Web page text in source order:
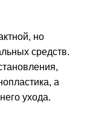
но
средств.
а
ухода.